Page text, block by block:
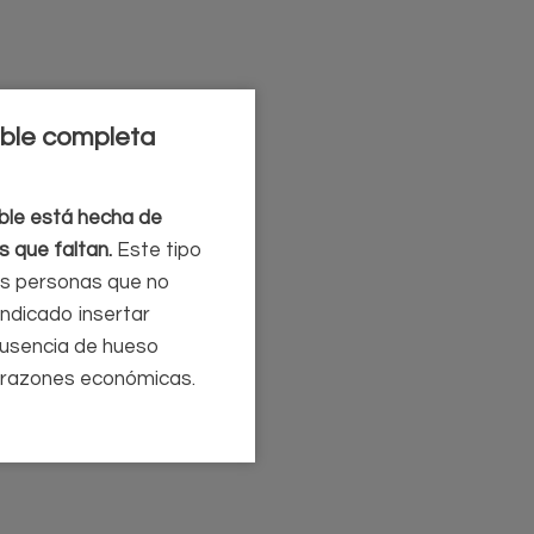
completa
está hecha de
que faltan. Este tipo
personas que no
insertar
de hueso
económicas.